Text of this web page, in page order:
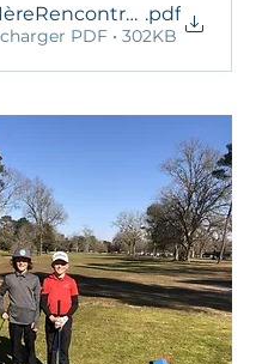
.pdf
PDF • 302KB